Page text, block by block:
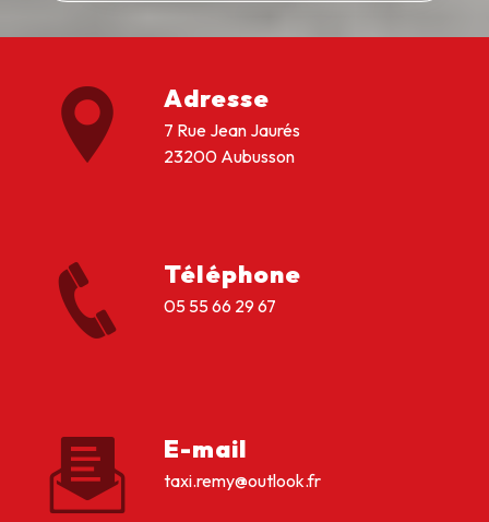
Adresse
7 Rue Jean Jaurés
23200 Aubusson
Téléphone
05 55 66 29 67
E-mail
taxi.remy@outlook.fr